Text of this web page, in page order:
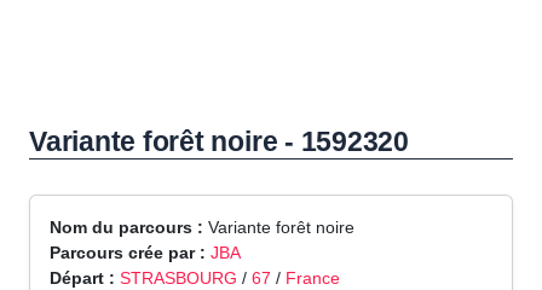
Variante forêt noire - 1592320
Nom du parcours : Variante forêt noire
Parcours crée par : JBA
Départ : STRASBOURG / 67 / France